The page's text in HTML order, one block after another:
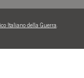
Italiano della Guerra.